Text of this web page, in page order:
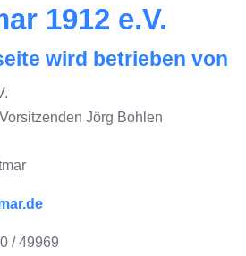
1912 e.V.
wird betrieben von
Jörg Bohlen
/ 49969